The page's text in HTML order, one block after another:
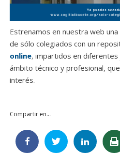
Estrenamos en nuestra web una
de sólo colegiados con un
online, impartidos en
ámbito técnico y profesional,
interés.
Compartir en...